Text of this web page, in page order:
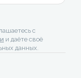
с
и даёте своё
данных.